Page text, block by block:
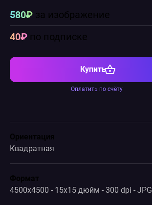
580₽за изображение
40₽по подписке
Купить
Оплатить по счёту
Ориентация
Квадратная
Формат
4500x4500 - 15x15 дюйм - 300 dpi - JPG